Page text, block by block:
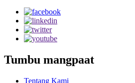
Tumbu mangpaat
Tentang Kami